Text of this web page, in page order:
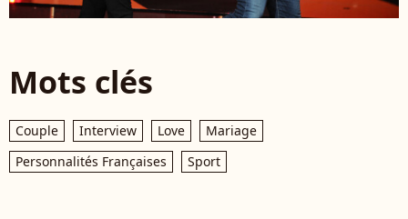
Mots clés
Couple Interview Love
Mariage
Personnalités Françaises
Sport